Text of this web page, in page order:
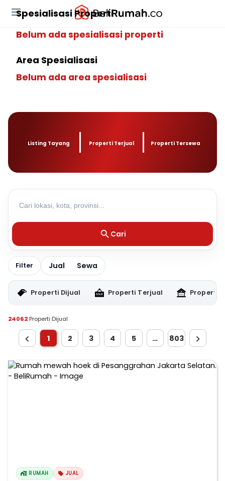
Spesialisasi Properti
Belum ada spesialisasi properti
Area Spesialisasi
Belum ada area spesialisasi
Listing Tayang Properti Terjual Properti Tersewa
Cari
Filter Jual Sewa
Properti Dijual Properti Terjual Properti
24062 Properti Dijual
1 2 3 4 5 … 803
RUMAH JUAL